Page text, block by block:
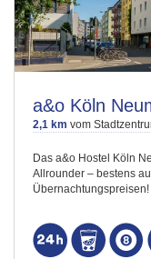
a&o Köln
2,1 km vom
Das a&o Hostel Köln
Allrounder – bestens
Übernachtungspreisen!